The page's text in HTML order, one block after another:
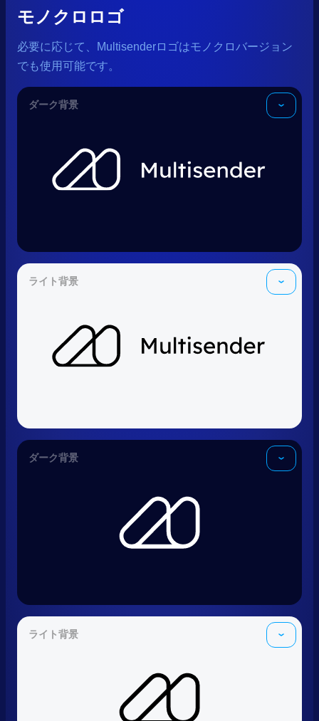
モノクロロゴ
必要に応じて、Multisenderロゴはモノクロバージョン
でも使用可能です。
ダーク背景
ライト背景
ダーク背景
ライト背景